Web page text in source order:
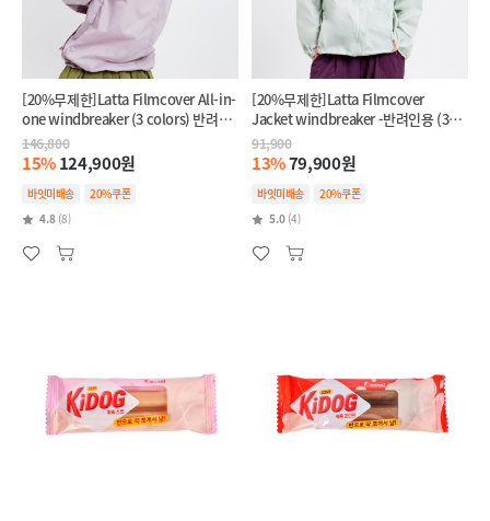
[20%무제한]Latta Filmcover All-in-
one windbreaker (3 colors) 반려견
+반려인 SET
146,800
15%124,900원
바잇미배송
20%쿠폰
4.8 (8)
[20%무제한]Latta Filmcover
Jacket windbreaker -반려인용 (3
colors)
91,900
13%79,900원
바잇미배송
20%쿠폰
5.0 (4)